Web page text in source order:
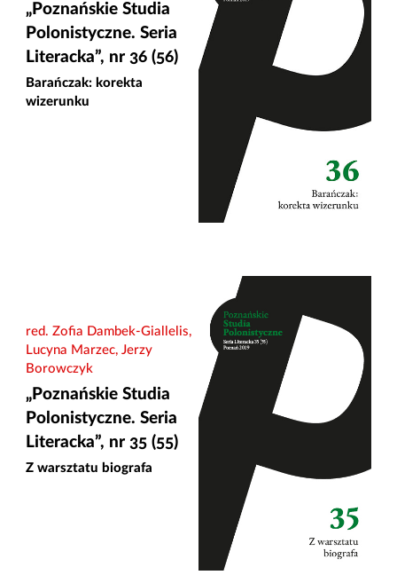
„Poznańskie Studia
Polonistyczne. Seria
Literacka”, nr 36 (56)
Barańczak: korekta
wizerunku
red. Zofia Dambek-Giallelis,
Lucyna Marzec, Jerzy
Borowczyk
„Poznańskie Studia
Polonistyczne. Seria
Literacka”, nr 35 (55)
Z warsztatu biografa